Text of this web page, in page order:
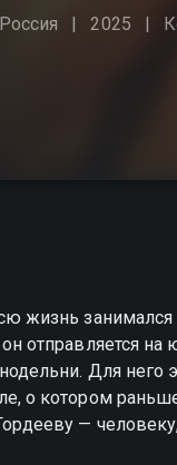
Россия 2025
жизнь
отправляется
Для
о котором раньше
—
имеет характер,